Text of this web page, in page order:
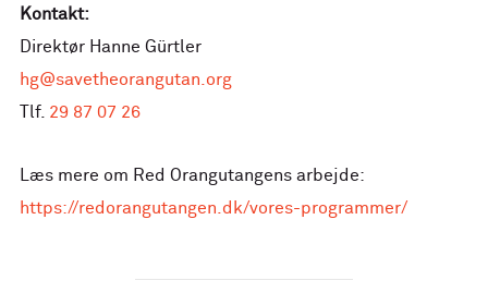
Kontakt:
Direktør Hanne Gürtler
hg@savetheorangutan.org
Tlf. 29 87 07 26
Læs mere om Red Orangutangens arbejde:
https://redorangutangen.dk/vores-programmer/